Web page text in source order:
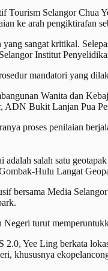
Tourism Selangor Chua
ke arah pengiktirafan
sangat kritikal.
Institut
mandatori yang
Wanita dan
ADN Bukit Lanjan Pua
proses penilaian
adalah salah satu
Hulu Langat
bersama Media
turut
2.0, Yee Ling berkata
khususnya